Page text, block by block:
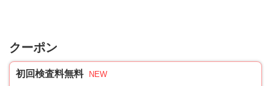
クーポン
初回検査料無料 NEW